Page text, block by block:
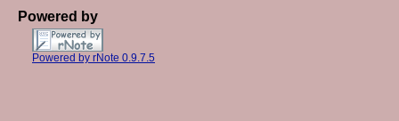
Powered by
Powered by rNote 0.9.7.5